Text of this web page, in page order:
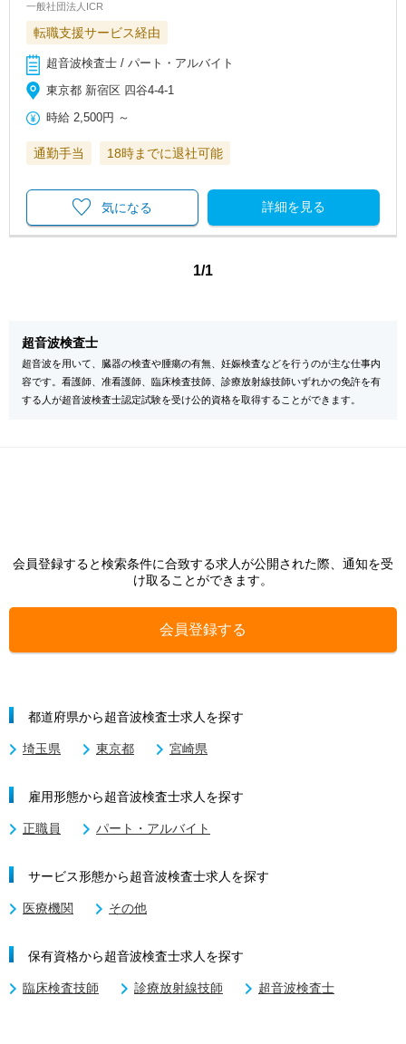
一般社団法人ICR
転職支援サービス経由
超音波検査士 / パート・アルバイト
東京都 新宿区 四谷4‐4‐1
時給 2,500円 ～
通勤手当 18時までに退社可能
詳細を見る
気になる
1/1
超音波検査士
超音波を用いて、臓器の検査や腫瘍の有無、妊娠検査などを行うのが主な仕事内
容です。看護師、准看護師、臨床検査技師、診療放射線技師いずれかの免許を有
する人が超音波検査士認定試験を受け公的資格を取得することができます。
会員登録すると検索条件に合致する求人が公開された際、通知を受
け取ることができます。
会員登録する
都道府県から超音波検査士求人を探す
埼玉県 東京都 宮崎県
雇用形態から超音波検査士求人を探す
正職員 パート・アルバイト
サービス形態から超音波検査士求人を探す
医療機関 その他
保有資格から超音波検査士求人を探す
臨床検査技師 診療放射線技師 超音波検査士